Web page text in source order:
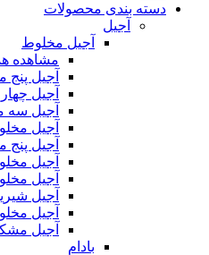
دسته بندی محصولات
آجیل
آجیل مخلوط
مشاهده
آجیل پنج
آجیل
آجیل سه
آجیل
آجیل پنج
آجیل
آجیل
آجیل
آجیل
آجیل
بادام